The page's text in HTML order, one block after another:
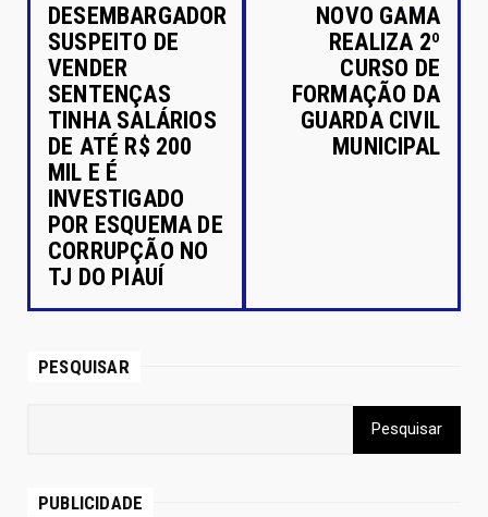
DESEMBARGADOR
SUSPEITO DE
VENDER
SENTENÇAS
TINHA SALÁRIOS
DE ATÉ R$ 200
MIL E É
INVESTIGADO
POR ESQUEMA DE
CORRUPÇÃO NO
TJ DO PIAUÍ
NOVO GAMA
REALIZA 2º
CURSO DE
FORMAÇÃO DA
GUARDA CIVIL
MUNICIPAL
PESQUISAR
PUBLICIDADE